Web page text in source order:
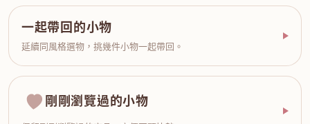
一起帶回的小物
延續同風格選物，挑幾件小物一起帶回。
剛剛瀏覽過的小物